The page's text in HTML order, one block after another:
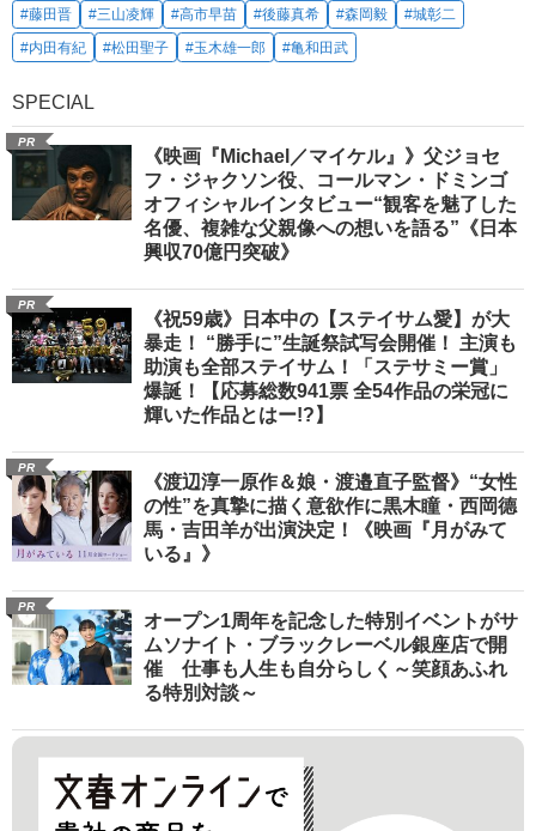
#藤田晋 #三山凌輝 #高市早苗 #後藤真希 #森岡毅
#城彰二
#内田有紀
#松田聖子 #玉木雄一郎 #亀和田武
SPECIAL
PR
《映画『Michael／マイケル』》父ジョセ
フ・ジャクソン役、コールマン・ドミンゴ
オフィシャルインタビュー“観客を魅了した
名優、複雑な父親像への想いを語る”《日本
興収70億円突破》
PR
《祝59歳》日本中の【ステイサム愛】が大
暴走！ “勝手に”生誕祭試写会開催！ 主演も
助演も全部ステイサム！「ステサミー賞」
爆誕！【応募総数941票 全54作品の栄冠に
輝いた作品とはー!?】
PR
《渡辺淳一原作＆娘・渡邉直子監督》“女性
の性”を真摯に描く意欲作に黒木瞳・西岡德
馬・吉田羊が出演決定！《映画『月がみて
いる』》
PR
オープン1周年を記念した特別イベントがサ
ムソナイト・ブラックレーベル銀座店で開
催 仕事も人生も自分らしく～笑顔あふれ
る特別対談～